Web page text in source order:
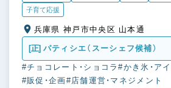
子育て応援
兵庫県 神戸市中央区 山本通
[正] パティシエ（スーシェフ候補）
#チョコレート・ショコラ#かき氷・ア
#販促・企画#店舗運営・マネジメント